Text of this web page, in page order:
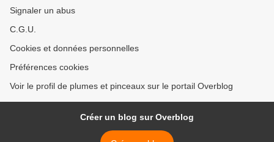
Signaler un abus
C.G.U.
Cookies et données personnelles
Préférences cookies
Voir le profil de plumes et pinceaux sur le portail Overblog
Créer un blog sur Overblog